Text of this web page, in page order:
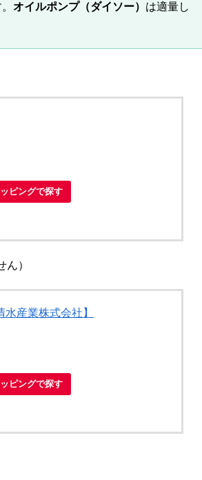
オイルポンプ（ダイソー） は適量し
ピングで探す
ん）
産業株式会社】
ピングで探す